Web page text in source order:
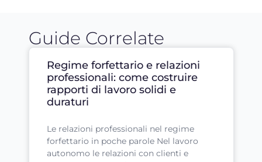
Guide Correlate
Regime forfettario e relazioni
professionali: come costruire
rapporti di lavoro solidi e
duraturi
Le relazioni professionali nel regime
forfettario in poche parole Nel lavoro
autonomo le relazioni con clienti e